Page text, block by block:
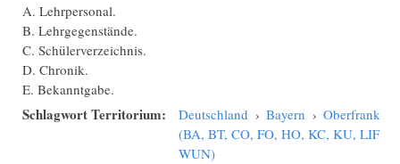
A. Lehrpersonal.
B. Lehrgegenstände.
C. Schülerverzeichnis.
D. Chronik.
E. Bekanntgabe.
Schlagwort Territorium: Deutschland › Bayern › Oberfranken
(BA, BT, CO, FO, HO, KC, KU, LIF,
WUN)